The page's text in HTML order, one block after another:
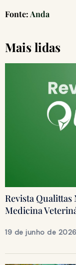
Fonte:Anda
Mais lidas
Revista Qualittas
Medicina
19 de junho de 2026